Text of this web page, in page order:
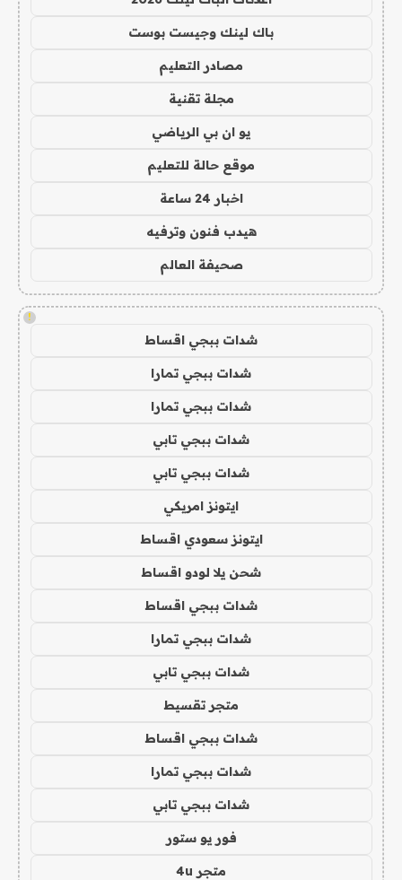
باك لينك وجيست بوست
مصادر التعليم
مجلة تقنية
يو ان بي الرياضي
موقع حالة للتعليم
اخبار 24 ساعة
هيدب فنون وترفيه
صحيفة العالم
!
شدات ببجي اقساط
شدات ببجي تمارا
شدات ببجي تمارا
شدات ببجي تابي
شدات ببجي تابي
ايتونز امريكي
ايتونز سعودي اقساط
شحن يلا لودو اقساط
شدات ببجي اقساط
شدات ببجي تمارا
شدات ببجي تابي
متجر تقسيط
شدات ببجي اقساط
شدات ببجي تمارا
شدات ببجي تابي
فور يو ستور
متجر 4u